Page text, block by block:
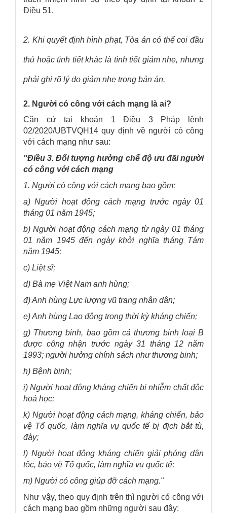
Điều 51.
2. Khi quyết định hình phạt, Tòa án có thể coi đầu
thú hoặc tình tiết khác là tình tiết giảm nhẹ, nhưng
phải ghi rõ lý do giảm nhẹ trong bản án.
2. Người có công với cách mạng là ai?
Căn cứ tại khoản 1 Điều 3 Pháp lệnh
02/2020/UBTVQH14 quy định về người có công
với cách mạng như sau:
"Điều 3. Đối tượng hưởng chế độ ưu đãi người
có công với cách mạng
1. Người có công với cách mạng bao gồm:
a) Người hoạt động cách mạng trước ngày 01
tháng 01 năm 1945;
b) Người hoạt động cách mạng từ ngày 01 tháng
01 năm 1945 đến ngày khởi nghĩa tháng Tám
năm 1945;
c) Liệt sĩ;
d) Bà mẹ Việt Nam anh hùng;
đ) Anh hùng Lực lượng vũ trang nhân dân;
e) Anh hùng Lao động trong thời kỳ kháng chiến;
g) Thương binh, bao gồm cả thương binh loại B
được công nhận trước ngày 31 tháng 12 năm
1993; người hưởng chính sách như thương binh;
h) Bệnh binh;
i) Người hoạt động kháng chiến bị nhiễm chất độc
hoá học;
k) Người hoạt động cách mạng, kháng chiến, bảo
vệ Tổ quốc, làm nghĩa vụ quốc tế bị địch bắt tù,
đày;
l) Người hoạt động kháng chiến giải phóng dân
tộc, bảo vệ Tổ quốc, làm nghĩa vụ quốc tế;
m) Người có công giúp đỡ cách mạng."
Như vậy, theo quy định trên thì người có công với
cách mạng bao gồm những người sau đây: